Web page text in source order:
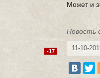
Может и
Новость
11-10-
-17